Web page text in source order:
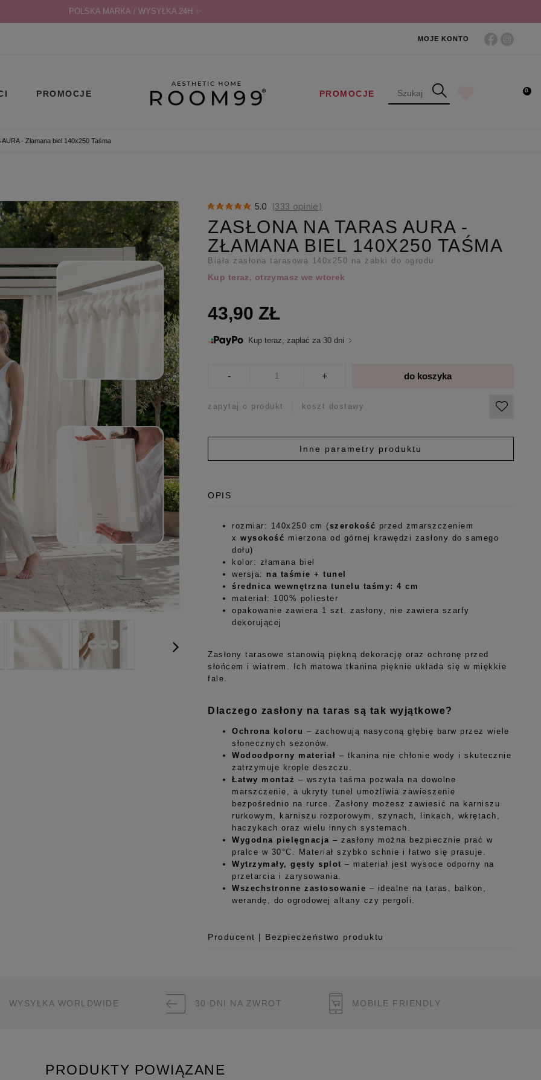
POLSKA MARKA / WYSYŁKA 24H ✨
MOJE KONTO
PROMOCJE PROMOCJE 0
- Złamana biel 140x250 Taśma
5.0 (333 opinie)
ZASŁONA NA TARAS AURA -
ZŁAMANA BIEL 140X250 TAŚMA
Biała zasłona tarasowa 140x250 na żabki do ogrodu
Kup teraz, otrzymasz we wtorek
43,90 ZŁ
Kup teraz, zapłać za 30 dni
- + do koszyka
zapytaj o produkt koszt dostawy
Inne parametry produktu
OPIS
rozmiar: 140x250 cm (szerokość przed zmarszczeniem
xwysokość mierzona od górnej krawędzi zasłony do samego
dołu)
kolor: złamana biel
wersja: na taśmie + tunel
średnica wewnętrzna tunelu taśmy: 4 cm
materiał: 100% poliester
opakowanie zawiera 1 szt. zasłony, nie zawiera szarfy
dekorującej
Zasłony tarasowe stanowią piękną dekorację oraz ochronę przed
słońcem i wiatrem. Ich matowa tkanina pięknie układa się w miękkie
fale.
Dlaczego zasłony na taras są tak wyjątkowe?
Ochrona koloru – zachowują nasyconą głębię barw przez wiele
słonecznych sezonów.
Wodoodporny materiał – tkanina nie chłonie wody i skutecznie
zatrzymuje krople deszczu.
Łatwy montaż – wszyta taśma pozwala na dowolne
marszczenie, a ukryty tunel umożliwia zawieszenie
bezpośrednio na rurce. Zasłony możesz zawiesić na karniszu
rurkowym, karniszu rozporowym, szynach, linkach, wkrętach,
haczykach oraz wielu innych systemach.
Wygodna pielęgnacja – zasłony można bezpiecznie prać w
pralce w 30°C. Materiał szybko schnie i łatwo się prasuje.
Wytrzymały, gęsty splot – materiał jest wysoce odporny na
przetarcia i zarysowania.
Wszechstronne zastosowanie – idealne na taras, balkon,
werandę, do ogrodowej altany czy pergoli.
Producent | Bezpieczeństwo produktu
52-131 Iwiny, Polska
WYSYŁKA WORLDWIDE 30 DNI NA ZWROT MOBILE FRIENDLY
PRODUKTY POWIĄZANE